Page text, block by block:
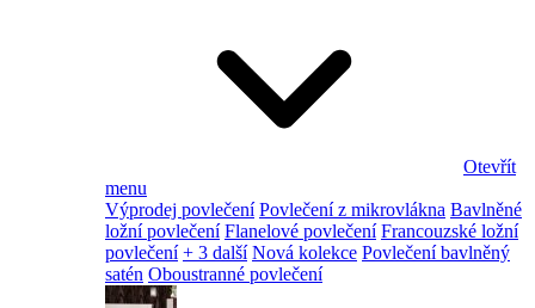
Otevřít
menu
Výprodej povlečení Povlečení z mikrovlákna Bavlněné
ložní povlečení Flanelové povlečení Francouzské ložní
povlečení + 3 další Nová kolekce Povlečení bavlněný
satén Oboustranné povlečení